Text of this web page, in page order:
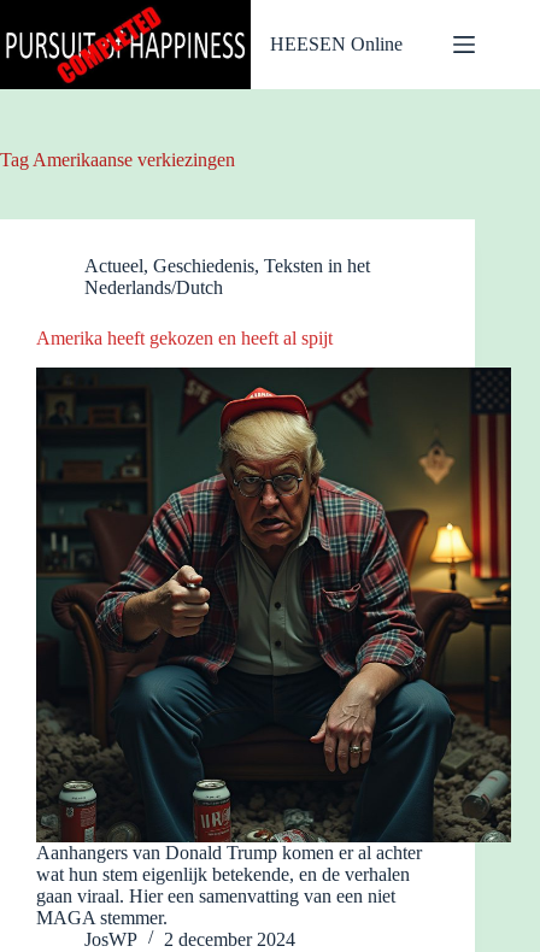
naar
de
HEESEN Online
Tag Amerikaanse verkiezingen
Actueel, Geschiedenis, Teksten in het
Nederlands/Dutch
Amerika heeft gekozen en heeft al spijt
Aanhangers van Donald Trump komen er al achter
wat hun stem eigenlijk betekende, en de verhalen
gaan viraal. Hier een samenvatting van een niet
MAGA stemmer.
JosWP
2 december 2024